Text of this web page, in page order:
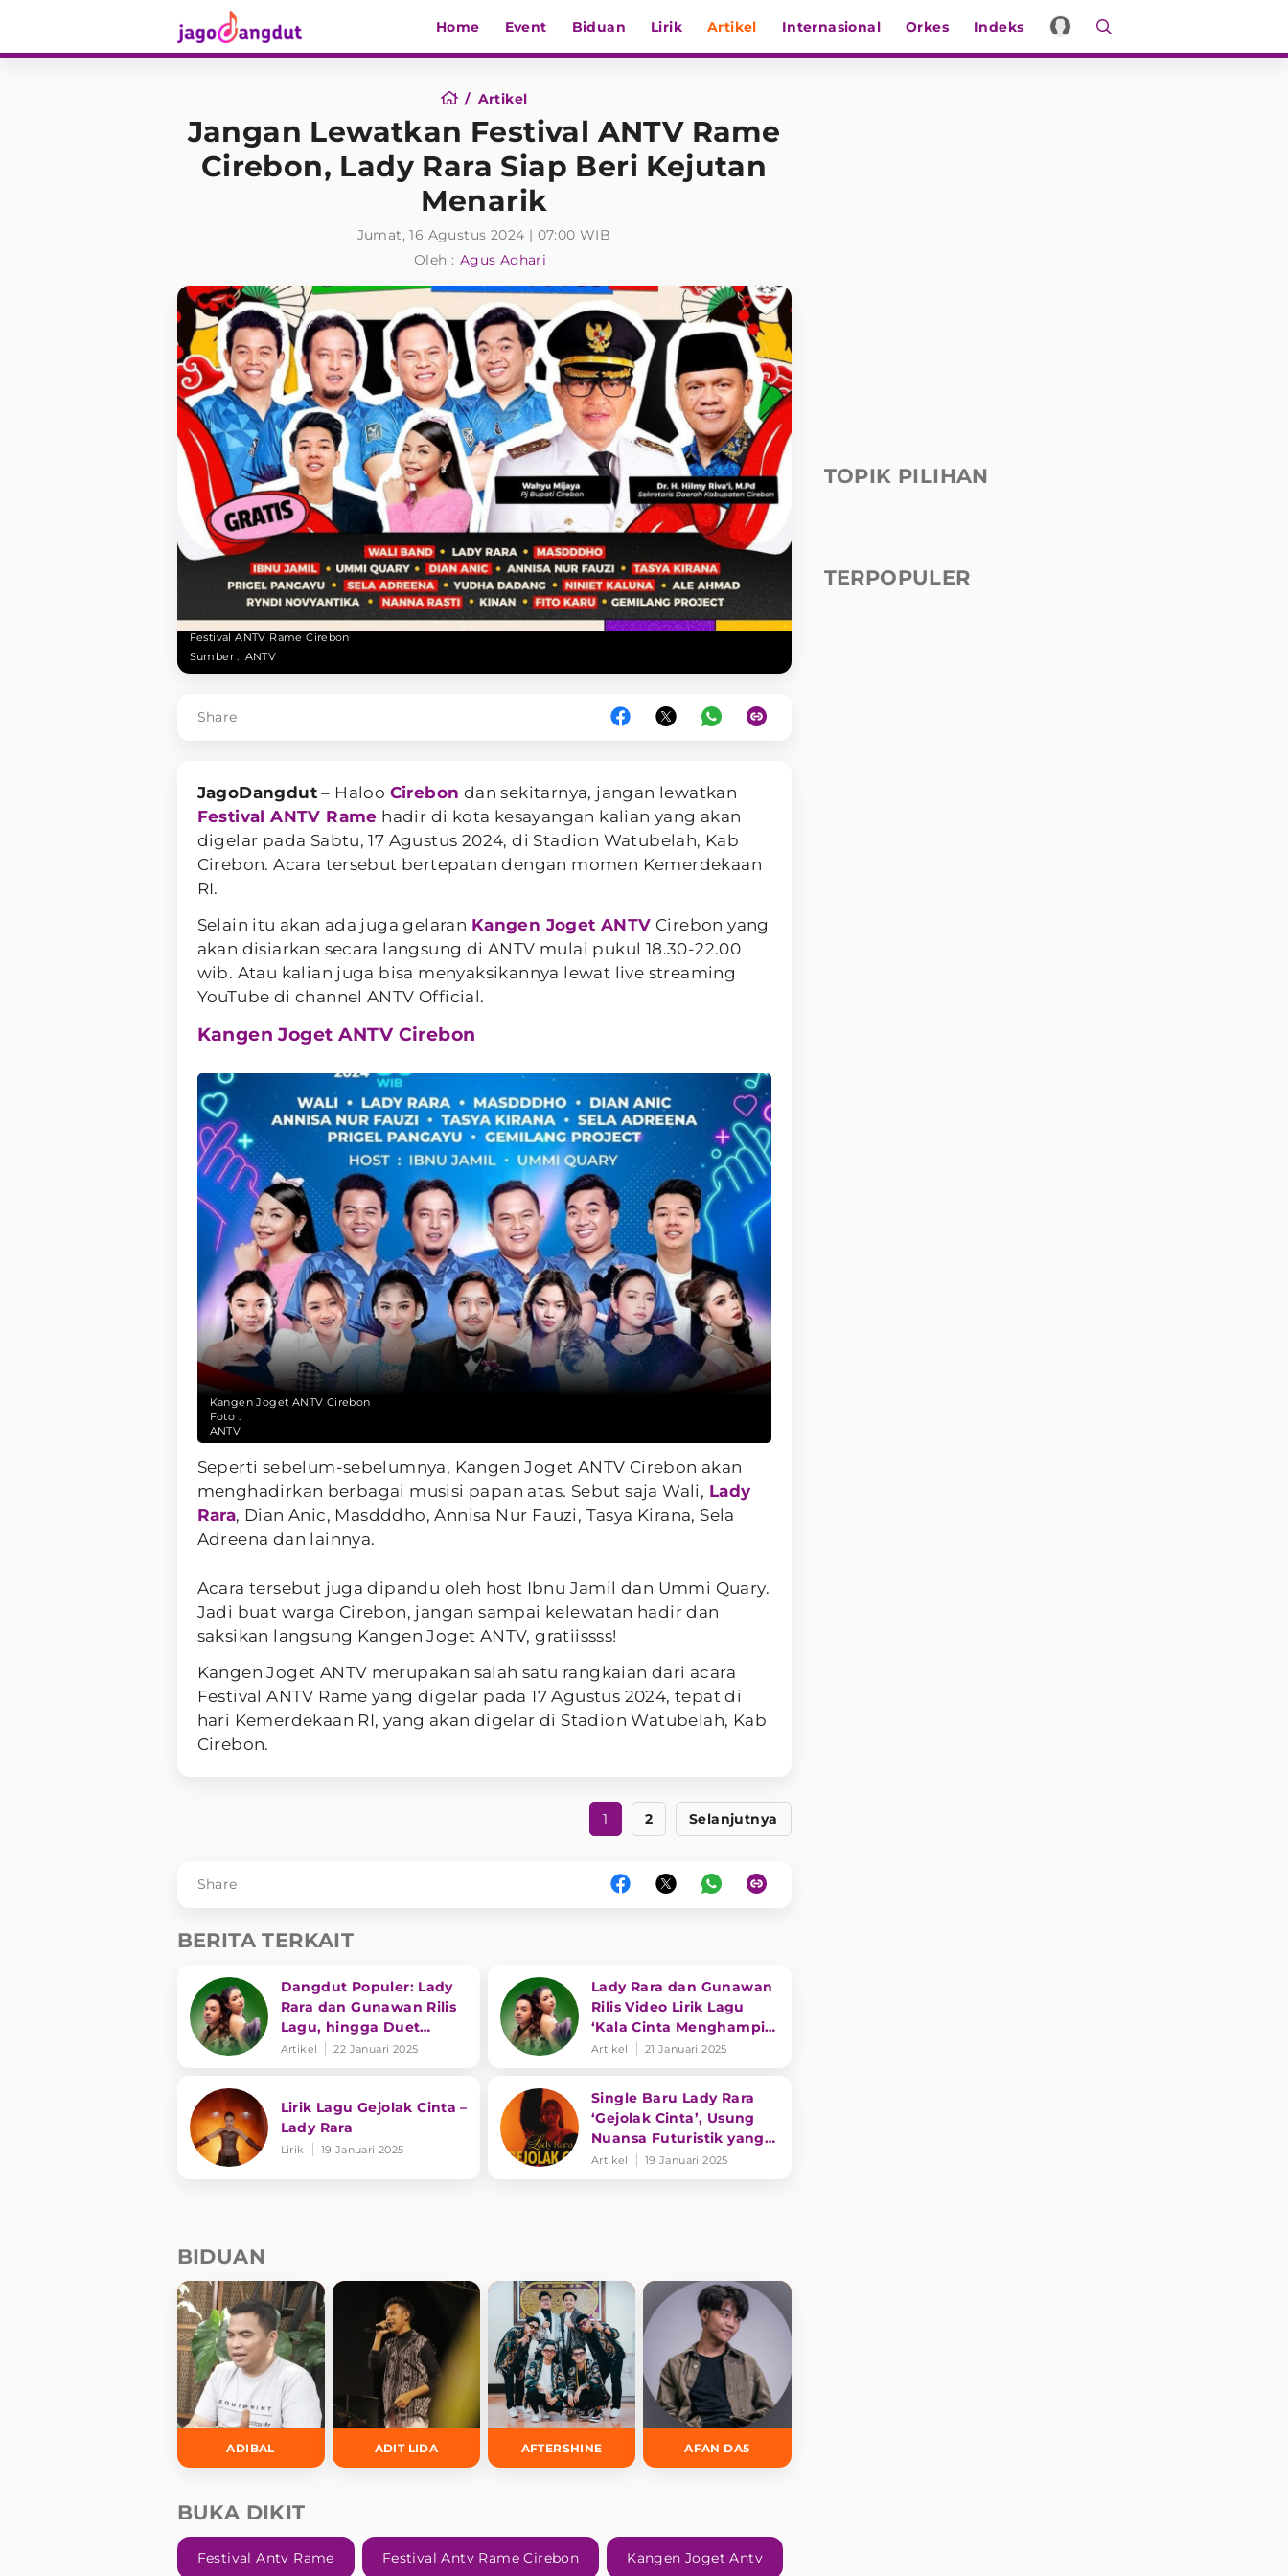
Home Event Biduan Lirik Artikel Internasional Orkes Indeks
Artikel
Jangan Lewatkan Festival ANTV Rame
Cirebon, Lady Rara Siap Beri Kejutan
Menarik
Jumat, 16 Agustus 2024 | 07:00 WIB
Oleh : Agus Adhari
Festival ANTV Rame Cirebon
Sumber : ANTV
Share
JagoDangdut– Haloo Cirebon dan sekitarnya, jangan lewatkan
Festival ANTV Rame hadir di kota kesayangan kalian yang akan
digelar pada Sabtu, 17 Agustus 2024, di Stadion Watubelah, Kab
Cirebon. Acara tersebut bertepatan dengan momen Kemerdekaan
RI.
Selain itu akan ada juga gelaran Kangen Joget ANTV Cirebon yang
akan disiarkan secara langsung di ANTV mulai pukul 18.30-22.00
wib. Atau kalian juga bisa menyaksikannya lewat live streaming
YouTube di channel ANTV Official.
Kangen Joget ANTV Cirebon
Kangen Joget ANTV Cirebon
Foto :
ANTV
Seperti sebelum-sebelumnya, Kangen Joget ANTV Cirebon akan
menghadirkan berbagai musisi papan atas. Sebut saja Wali, Lady
Rara, Dian Anic, Masdddho, Annisa Nur Fauzi, Tasya Kirana, Sela
Adreena dan lainnya.
Acara tersebut juga dipandu oleh host Ibnu Jamil dan Ummi Quary.
Jadi buat warga Cirebon, jangan sampai kelewatan hadir dan
saksikan langsung Kangen Joget ANTV, gratiissss!
Kangen Joget ANTV merupakan salah satu rangkaian dari acara
Festival ANTV Rame yang digelar pada 17 Agustus 2024, tepat di
hari Kemerdekaan RI, yang akan digelar di Stadion Watubelah, Kab
Cirebon.
1 2 Selanjutnya
Share
BERITA TERKAIT
Dangdut Populer: Lady
Rara dan Gunawan Rilis
Lagu, hingga Duet
Slamet Pengamen
Artikel 22 Januari 2025
Lady Rara dan Gunawan
Rilis Video Lirik Lagu
‘Kala Cinta Menghampiri
Jiwa’
Artikel 21 Januari 2025
Lirik Lagu Gejolak Cinta –
Lady Rara
Lirik 19 Januari 2025
Single Baru Lady Rara
‘Gejolak Cinta’, Usung
Nuansa Futuristik yang
Memikat
Artikel 19 Januari 2025
BIDUAN
ADIBAL ADIT LIDA AFTERSHINE AFAN DA5
BUKA DIKIT
Festival Antv Rame Festival Antv Rame Cirebon Kangen Joget Antv
TOPIK PILIHAN
TERPOPULER